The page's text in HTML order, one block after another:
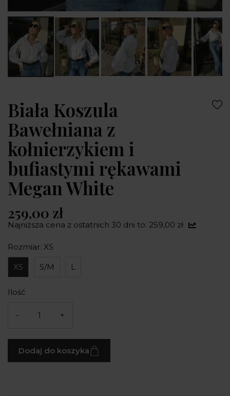
Biała Koszula
Bawełniana z
kołnierzykiem i
bufiastymi rękawami
Megan White
259,00 zł
Najniższa cena z ostatnich 30 dni to: 259,00 zł
Rozmiar: XS
XS S/M L
Ilość
- +
Dodaj do koszyka